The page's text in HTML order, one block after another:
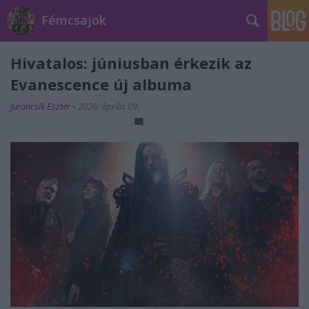
Fémcsajok
Hivatalos: júniusban érkezik az
Evanescence új albuma
Jurancsik Eszter • 2026. április 09.